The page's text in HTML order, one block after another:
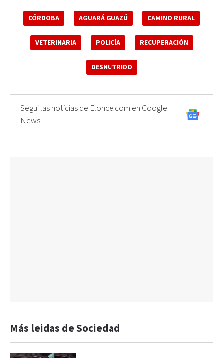
CÓRDOBA AGUARÁ GUAZÚ CAMINO RURAL
VETERINARIA POLICÍA RECUPERACIÓN
DESNUTRIDO
Seguí las noticias de Elonce.com en Google
News
Más leidas de Sociedad